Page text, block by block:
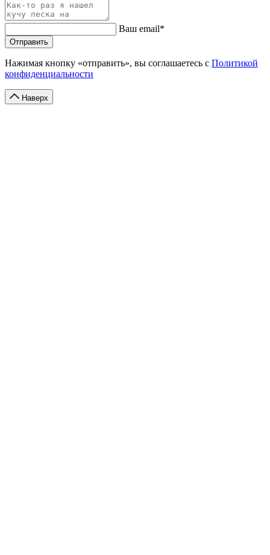
Ваш email*
Отправить
Нажимая кнопку «отправить», вы соглашаетесь с Политикой
конфиденциальности
Наверх